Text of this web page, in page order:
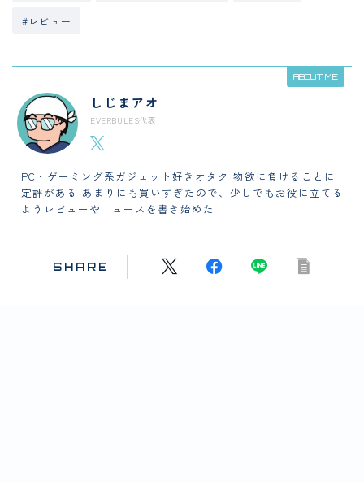
#レビュー
ABOUT ME
しじまアオ
EVERBULES代表
PC・ゲーミング系ガジェット好きオタク 物欲に負けることに
定評がある あまりにも買いすぎたので、少しでもお役に立てる
ようレビューやニュースを書き始めた
SHARE